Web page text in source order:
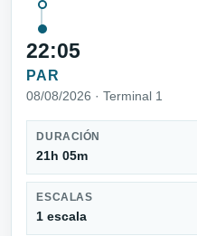
22:05
PAR
08/08/2026 · Terminal 1
DURACIÓN
21h 05m
ESCALAS
1 escala